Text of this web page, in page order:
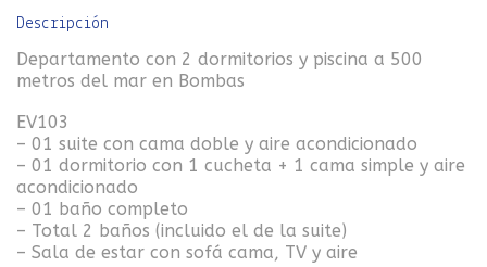
Descripción
Departamento con 2 dormitorios y piscina a 500
metros del mar en Bombas
EV103
– 01 suite con cama doble y aire acondicionado
– 01 dormitorio con 1 cucheta + 1 cama simple y aire
acondicionado
– 01 baño completo
– Total 2 baños (incluido el de la suite)
– Sala de estar con sofá cama, TV y aire